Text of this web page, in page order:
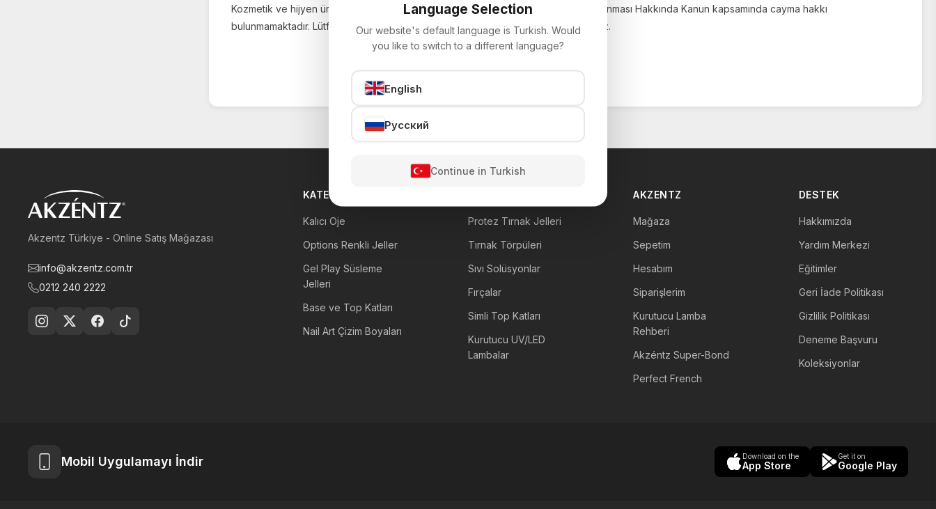
Kozmetik ve hijyen ürünü kategorisinde olduğundan,6502 sayılı Tüketicilerin Korunması Hakkında Kanun kapsamında cayma hakkı
bulunmamaktadır. Lütfen siparişinizi vermeden önce ürünleri dikkatle kontrol ediniz.
Akzentz Türkiye - Online Satış Mağazası
info@akzentz.com.tr
0212 240 2222
KATEGORİLER
Kalıcı Oje
Options Renkli Jeller
Gel Play Süsleme
Jelleri
Base ve Top Katları
Nail Art Çizim Boyaları
Protez Tırnak Jelleri
Tırnak Törpüleri
Sıvı Solüsyonlar
Fırçalar
Simli Top Katları
Kurutucu UV/LED
Lambalar
AKZENTZ
Mağaza
Sepetim
Hesabım
Siparişlerim
Kurutucu Lamba
Rehberi
Akzéntz Super-Bond
Perfect French
DESTEK
Hakkımızda
Yardım Merkezi
Eğitimler
Geri İade Politikası
Gizlilik Politikası
Deneme Başvuru
Koleksiyonlar
Mobil Uygulamayı İndir Download on the
App Store
Get it on
Google Play
Language Selection
Our website's default language is Turkish. Would
you like to switch to a different language?
English
Русский
Continue in Turkish